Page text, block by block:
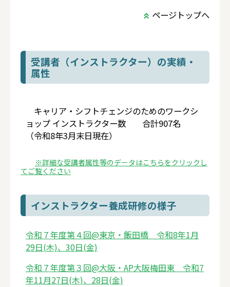
ページトップへ
受講者（インストラクター）の実績・
属性
キャリア・シフトチェンジのためのワークシ
ョップ インストラクター数 合計907名
（令和8年3月末日現在）
※詳細な受講者属性等のデータはこちらをクリックし
てご覧ください
インストラクター養成研修の様子
令和７年度第４回@東京・飯田橋 令和8年1月
29日(木)、30日(金)
令和７年度第３回@大阪・AP大阪梅田東 令和7
年11月27日(木)、28日(金)